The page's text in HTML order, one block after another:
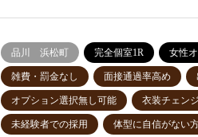
品川 浜松町 完全個室1R 女性
雑費・罰金なし 面接通過率高め
オプション選択無し可能 衣装チェン
未経験者での採用 体型に自信がない